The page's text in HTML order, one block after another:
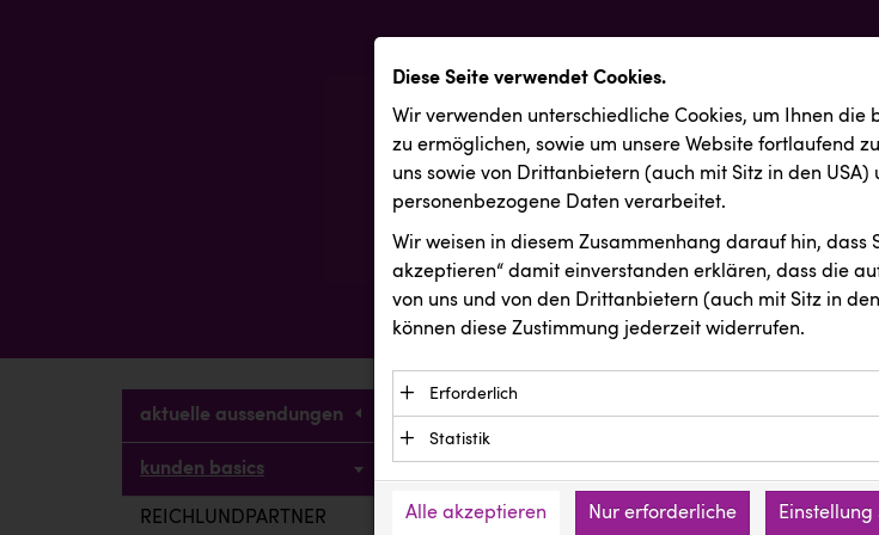
aktuelle aussendungen
kunden basics
REICHLUNDPARTNER
Diese Seite verwendet Cookies.
Wir verwenden unterschiedliche Cookies, um Ihnen die
zu ermöglichen, sowie um unsere Website fortlaufend
uns sowie von Drittanbietern (auch mit Sitz in den
personenbezogene Daten verarbeitet.
Wir weisen in diesem Zusammenhang darauf hin, dass
akzeptieren“ damit ein­ver­standen erklären, dass die
von uns und von den Drittanbietern (auch mit Sitz in
können diese Zustimmung jederzeit widerrufen.
Erforderlich
Essenzielle Cookies ermöglichen grundlegende
Funktion der Website erforderlich. Diese Cookies
Daten und werden an keine Dritten übermittelt.
Anbieter: Eigentümer der Website (Erstanbieter)
Statistik
verstehen, wie unsere Besucher unsere Website
Alle akzeptieren Nur erforderliche